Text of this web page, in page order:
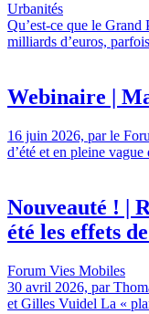
Urbanités
Qu’est-ce que le Grand
milliards d’euros,
Webinaire |
16 juin 2026, par le
d’été et en pleine vague
Nouveauté ! |
été les effets
Forum Vies Mobiles
30 avril 2026, par
et Gilles Vuidel La «